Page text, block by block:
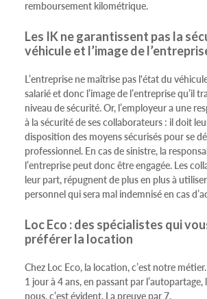
remboursement kilométrique.
Les IK ne garantissent pas la
véhicule et l’image de
L’entreprise ne maîtrise pas l'état du
salarié et donc l’image de l’entreprise qu’il
niveau de sécurité. Or, l’employeur a une
à la sécurité de ses collaborateurs : il doit
disposition des moyens sécurisés pour se
professionnel. En cas de sinistre, la
l’entreprise peut donc être engagée. Les
leur part, répugnent de plus en plus à
personnel qui sera mal indemnisé en cas
Loc Eco : des spécialistes qui
préférer la location
Chez Loc Eco, la location, c’est notre
1 jour à 4 ans, en passant par
nous, c’est évident. La preuve par 7.